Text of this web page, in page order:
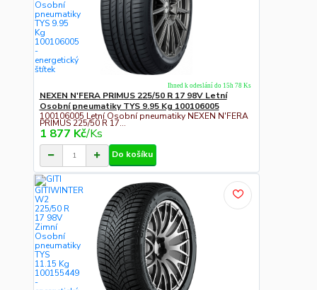
NEXEN N'FERA PRIMUS 225/50 R 17 98V Letní
Osobní pneumatiky TYS 9.95 Kg 100106005
100106005 Letní Osobní pneumatiky NEXEN N'FERA
PRIMUS 225/50 R 17...
1 877 Kč/Ks
Ihned k odeslání do 15h 78 Ks
Do košíku